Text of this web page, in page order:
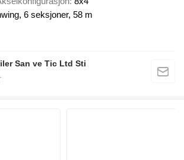
6 seksjoner, 58 m
San ve Tic Ltd Sti